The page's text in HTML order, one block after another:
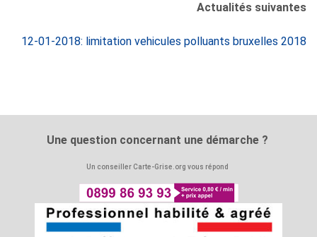
Actualités suivantes
12-01-2018: limitation vehicules polluants bruxelles 2018
Une question concernant une démarche ?
Un conseiller Carte-Grise.org vous répond